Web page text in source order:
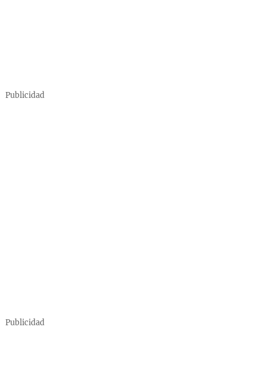
Publicidad
Publicidad